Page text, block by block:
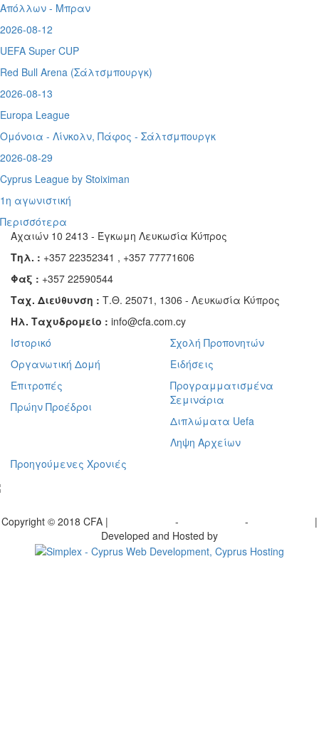
Απόλλων - Μπραν
2026-08-12
UEFA Super CUP
Red Bull Arena (Σάλτσμπουργκ)
2026-08-13
Europa League
Ομόνοια - Λίνκολν, Πάφος - Σάλτσμπουργκ
2026-08-29
Cyprus League by Stoiximan
1η αγωνιστική
Περισσότερα
Αχαιών 10 2413 - Έγκωμη Λευκωσία Κύπρος
Τηλ. : +357 22352341 , +357 77771606
Φαξ : +357 22590544
Ταχ. Διεύθυνση : Τ.Θ. 25071, 1306 - Λευκωσία Κύπρος
Ηλ. Ταχυδρομείο : info@cfa.com.cy
Ιστορικό
Οργανωτική Δομή
Επιτροπές
Πρώην Προέδροι
Σχολή Προπονητών
Ειδήσεις
Προγραμματισμένα
Σεμινάρια
Διπλώματα Uefa
Ληψη Αρχείων
Προηγούμενες Χρονιές
Copyright © 2018 CFA | - -
|
Developed and Hosted by